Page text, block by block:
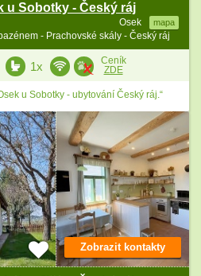
u Sobotky - Český ráj
Osek mapa
- Prachovské skály - Český ráj
1x
Ceník
ZDE
u Sobotky - ubytování Český ráj.“
Zobrazit kontakty